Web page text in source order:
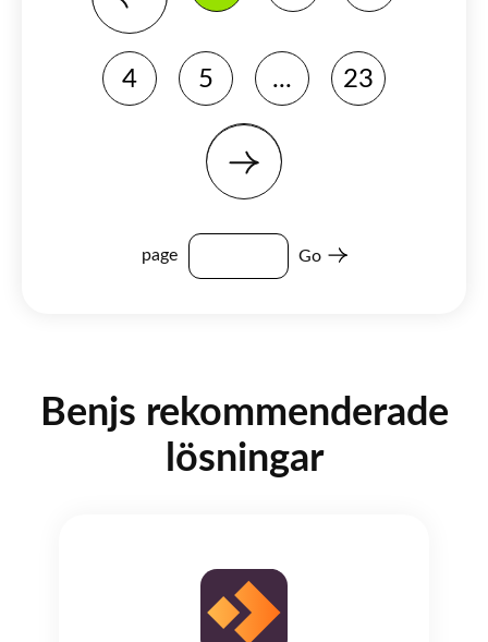
4 5 ... 23
page Go
Benjs rekommenderade
lösningar